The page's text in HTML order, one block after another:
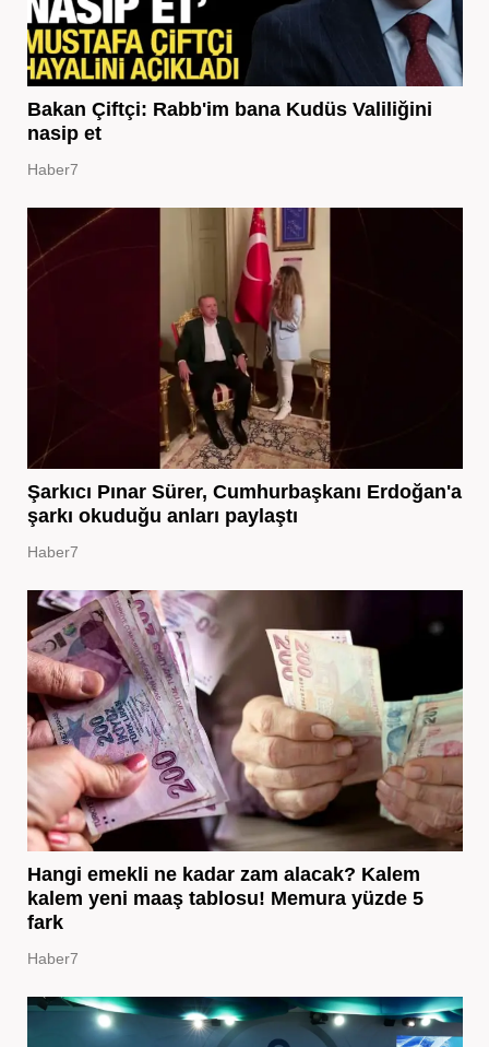
Bakan Çiftçi: Rabb'im bana Kudüs Valiliğini
nasip et
Haber7
Şarkıcı Pınar Sürer, Cumhurbaşkanı Erdoğan'a
şarkı okuduğu anları paylaştı
Haber7
Hangi emekli ne kadar zam alacak? Kalem
kalem yeni maaş tablosu! Memura yüzde 5
fark
Haber7